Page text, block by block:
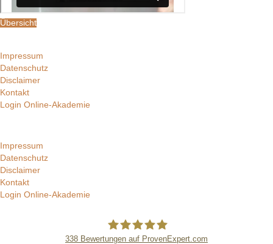
Übersicht
Impressum
Datenschutz
Disclaimer
Kontakt
Login Online-Akademie
Impressum
Datenschutz
Disclaimer
Kontakt
Login Online-Akademie
338 Bewertungen auf ProvenExpert.com